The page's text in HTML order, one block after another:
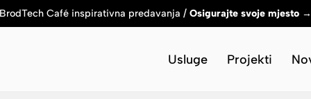
BrodTech Café inspirativna predavanja / Osigurajte svoje mjesto →
Usluge Projekti